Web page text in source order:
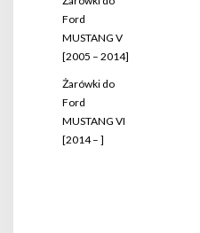
Ford
MUSTANG V
[2005 – 2014]
Żarówki do
Ford
MUSTANG VI
[2014 – ]